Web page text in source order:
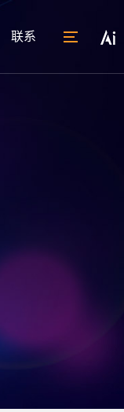
联系